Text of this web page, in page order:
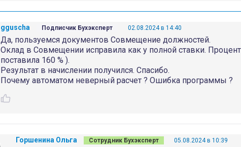
gguscha Подписчик Бухэксперт 02.08.2024 в 14:40
Да, пользуемся документов Совмещение должностей.
Оклад в Совмещении исправила как у полной ставки.
поставила 160 % ).
Результат в начислении получился. Спасибо.
Почему автоматом неверный расчет ? Ошибка программы ?
Горшенина Ольга Сотрудник Бухэксперт 05.08.2024 в 10:39